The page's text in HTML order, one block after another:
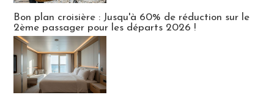
Bon plan croisière : Jusqu'à 60% de réduction sur le
2ème passager pour les départs 2026 !